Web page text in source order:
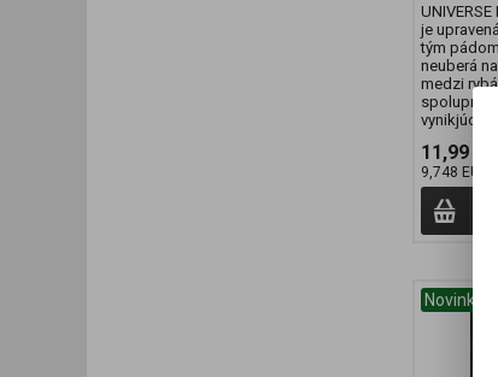
UNIVERSE
je
tým
neuberá
medzi
vynikjúce
11,99 EUR
9,748 EUR
Novinka